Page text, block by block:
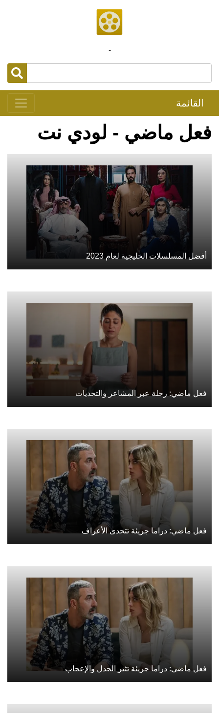
-
القائمة
فعل ماضي - لودي نت
أفضل المسلسلات الخليجية لعام 2023
فعل ماضي: رحلة عبر المشاعر والتحديات
فعل ماضي: دراما جريئة تتحدى الأعراف
فعل ماضي: دراما جريئة تثير الجدل والإعجاب